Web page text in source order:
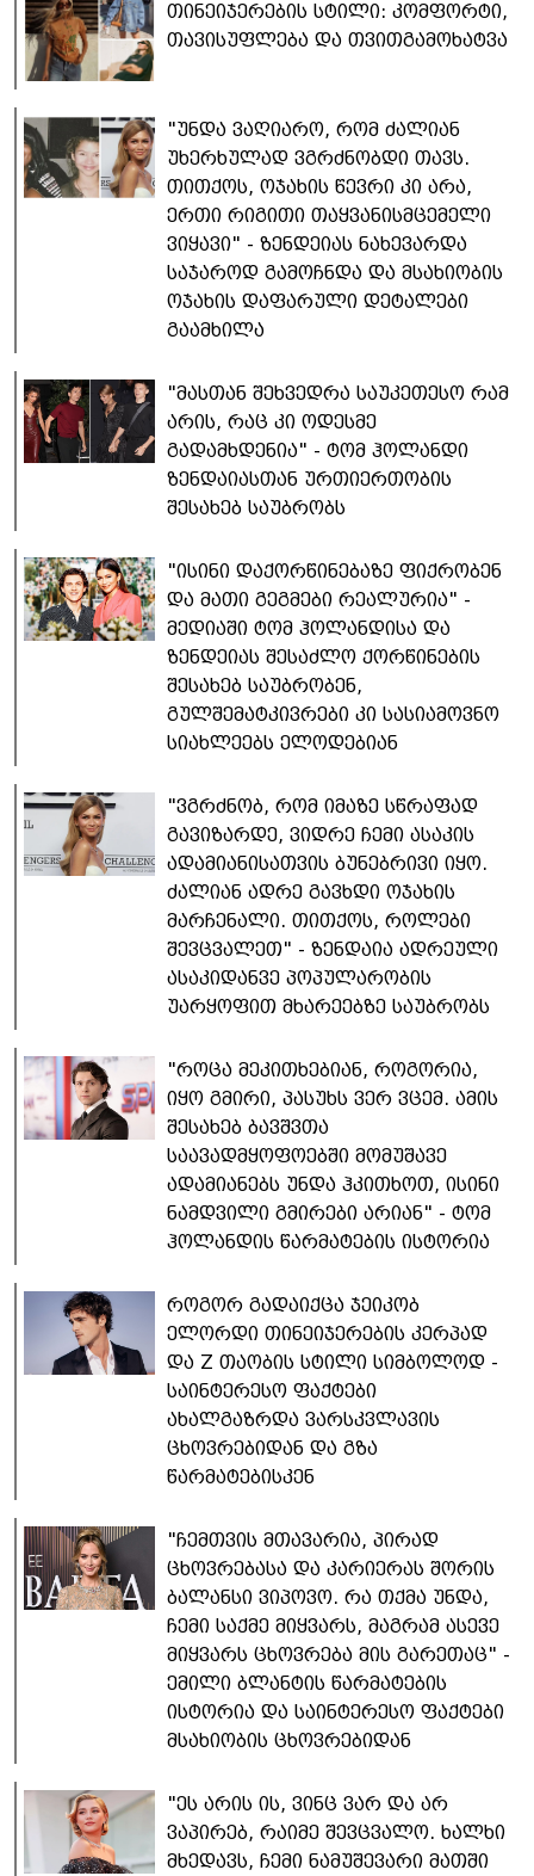
თინეიჯერების სტილი: კომფორტი,
თავისუფლება და თვითგამოხატვა
"უნდა ვაღიარო, რომ ძალიან
უხერხულად ვგრძნობდი თავს.
თითქოს, ოჯახის წევრი კი არა,
ერთი რიგითი თაყვანისმცემელი
ვიყავი" - ზენდეიას ნახევარდა
საჯაროდ გამოჩნდა და მსახიობის
ოჯახის დაფარული დეტალები
გაამხილა
"მასთან შეხვედრა საუკეთესო რამ
არის, რაც კი ოდესმე
გადამხდენია" - ტომ ჰოლანდი
ზენდაიასთან ურთიერთობის
შესახებ საუბრობს
"ისინი დაქორწინებაზე ფიქრობენ
და მათი გეგმები რეალურია" -
მედიაში ტომ ჰოლანდისა და
ზენდეიას შესაძლო ქორწინების
შესახებ საუბრობენ,
გულშემატკივრები კი სასიამოვნო
სიახლეებს ელოდებიან
"ვგრძნობ, რომ იმაზე სწრაფად
გავიზარდე, ვიდრე ჩემი ასაკის
ადამიანისათვის ბუნებრივი იყო.
ძალიან ადრე გავხდი ოჯახის
მარჩენალი. თითქოს, როლები
შევცვალეთ" - ზენდაია ადრეული
ასაკიდანვე პოპულარობის
უარყოფით მხარეებზე საუბრობს
"როცა მეკითხებიან, როგორია,
იყო გმირი, პასუხს ვერ ვცემ. ამის
შესახებ ბავშვთა
საავადმყოფოებში მომუშავე
ადამიანებს უნდა ჰკითხოთ, ისინი
ნამდვილი გმირები არიან" - ტომ
ჰოლანდის წარმატების ისტორია
როგორ გადაიქცა ჯეიკობ
ელორდი თინეიჯერების კერპად
და Z თაობის სტილი სიმბოლოდ -
საინტერესო ფაქტები
ახალგაზრდა ვარსკვლავის
ცხოვრებიდან და გზა
წარმატებისკენ
"ჩემთვის მთავარია, პირად
ცხოვრებასა და კარიერას შორის
ბალანსი ვიპოვო. რა თქმა უნდა,
ჩემი საქმე მიყვარს, მაგრამ ასევე
მიყვარს ცხოვრება მის გარეთაც" -
ემილი ბლანტის წარმატების
ისტორია და საინტერესო ფაქტები
მსახიობის ცხოვრებიდან
"ეს არის ის, ვინც ვარ და არ
ვაპირებ, რაიმე შევცვალო. ხალხი
მხედავს, ჩემი ნამუშევარი მათში